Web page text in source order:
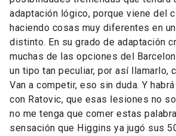
adaptación lógico, porque viene del
haciendo cosas muy diferentes en
distinto. En su grado de adaptación
muchas de las opciones del
un tipo tan peculiar, por así llamarlo,
Van a competir, eso sin duda. Y
con Ratovic, que esas lesiones no
no me tenga que comer estas
sensación que Higgins ya jugó sus